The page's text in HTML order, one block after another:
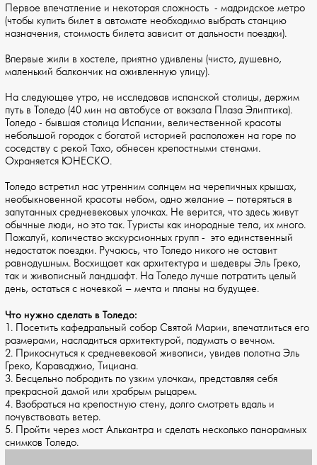
Первое впечатление и некоторая сложность - мадридское метро
(чтобы купить билет в автомате необходимо выбрать станцию
назначения, стоимость билета зависит от дальности поездки).
Впервые жили в хостеле, приятно удивлены (чисто, душевно,
маленький балкончик на оживленную улицу).
На следующее утро, не исследовав испанской столицы, держим
путь в Толедо (40 мин на автобусе от вокзала Плаза Элиптика).
Толедо - бывшая столица Испании, величественной красоты
небольшой городок с богатой историей расположен на горе по
соседству с рекой Тахо, обнесен крепостными стенами.
Охраняется ЮНЕСКО.
Толедо встретил нас утренним солнцем на черепичных крышах,
необыкновенной красоты небом, одно желание – потеряться в
запутанных средневековых улочках. Не верится, что здесь живут
обычные люди, но это так. Туристы как инородные тела, их много.
Пожалуй, количество экскурсионных групп - это единственный
недостаток поездки. Ручаюсь, что Толедо никого не оставит
равнодушным. Восхищает как архитектура и шедевры Эль Греко,
так и живописный ландшафт. На Толедо лучше потратить целый
день, остаться с ночевкой – мечта и планы на будущее.
Что нужно сделать в Толедо:
1. Посетить кафедральный собор Святой Марии, впечатлиться его
размерами, насладиться архитектурой, подумать о вечном.
2. Прикоснуться к средневековой живописи, увидев полотна Эль
Греко, Караваджио, Тициана.
3. Бесцельно побродить по узким улочкам, представляя себя
прекрасной дамой или храбрым рыцарем.
4. Взобраться на крепостную стену, долго смотреть вдаль и
почувствовать ветер.
5. Пройти через мост Алькантра и сделать несколько панорамных
снимков Толедо.